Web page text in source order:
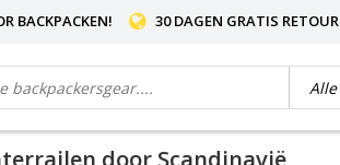
BACKPACKEN! 30 DAGEN GRATIS RETOUR
door Scandinavië